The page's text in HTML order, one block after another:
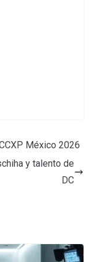
México 2026
y talento de
DC